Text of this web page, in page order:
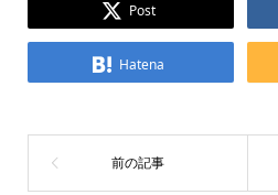
Post
Hatena